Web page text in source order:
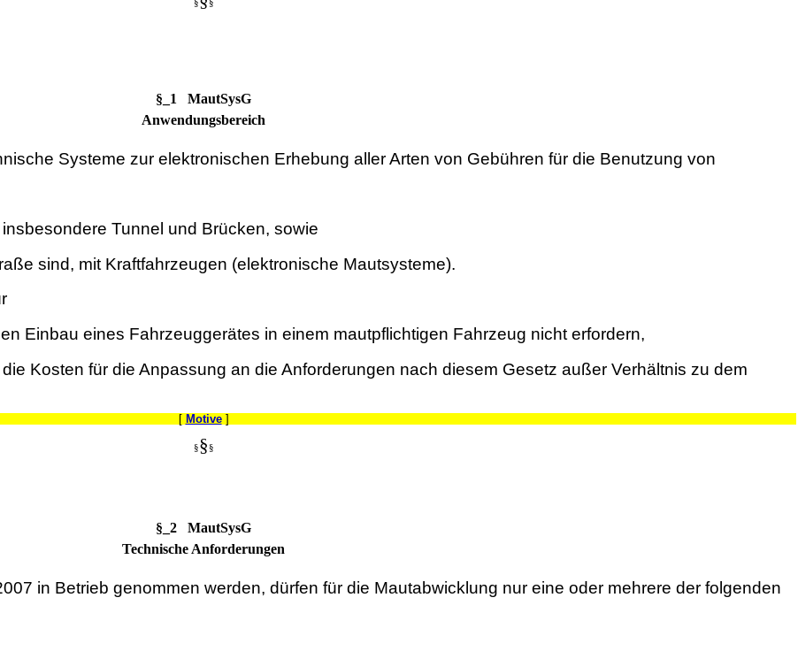
§ §
§_1 MautSysG
Anwendungsbereich
Systeme zur elektronischen Erhebung aller Arten von Gebühren für die Benutzung von
Tunnel und Brücken, sowie
sind, mit Kraftfahrzeugen (elektronische Mautsysteme).
Einbau eines Fahrzeuggerätes in einem mautpflichtigen Fahrzeug nicht erfordern,
Kosten für die Anpassung an die Anforderungen nach diesem Gesetz außer Verhältnis zu dem
[ Motive]
§§ §
§_2 MautSysG
Technische Anforderungen
in Betrieb genommen werden, dürfen für die Mautabwicklung nur eine oder mehrere der folgenden